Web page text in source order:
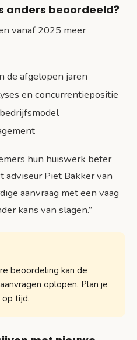
anders beoordeeld?
vanaf 2025 meer
de afgelopen jaren
en concurrentiepositie
hun huiswerk beter
adviseur Piet Bakker van
aanvraag met een vaag
kans van slagen.”
beoordeling kan de
oplopen. Plan je
op tijd.